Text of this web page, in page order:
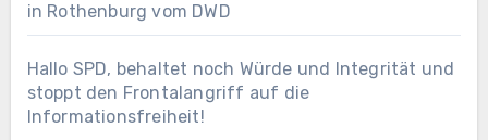
in Rothenburg vom DWD
Hallo SPD, behaltet noch Würde und Integrität und
stoppt den Frontalangriff auf die
Informationsfreiheit!